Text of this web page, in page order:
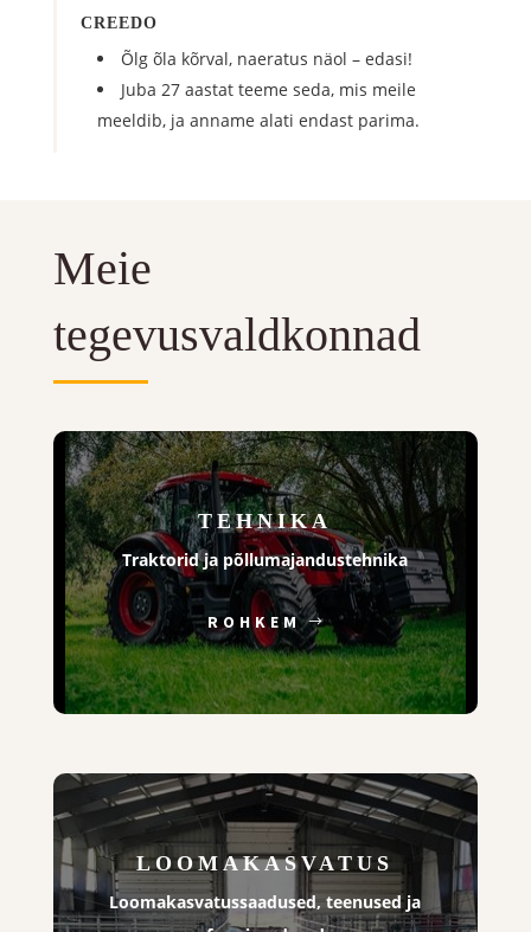
CREEDO
Õlg õla kõrval, naeratus näol – edasi!
Juba 27 aastat teeme seda, mis meile
meeldib, ja anname alati endast parima.
Meie
tegevusvaldkonnad
TEHNIKA
Traktorid ja põllumajandustehnika
ROHKEM
LOOMAKASVATUS
Loomakasvatussaadused, teenused ja